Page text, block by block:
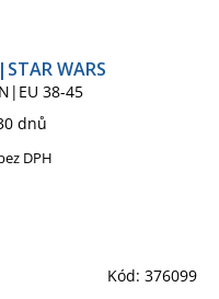
WARS
38-45
dnů
DPH
Kód: 376099